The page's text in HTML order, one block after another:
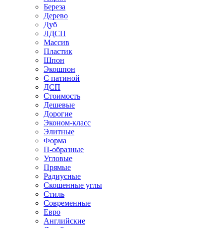
Береза
Дерево
Дуб
ЛДСП
Массив
Пластик
Шпон
Экошпон
С патиной
ДСП
Стоимость
Дешевые
Дорогие
Эконом-класс
Элитные
Форма
П-образные
Угловые
Прямые
Радиусные
Скошенные углы
Стиль
Современные
Евро
Английские